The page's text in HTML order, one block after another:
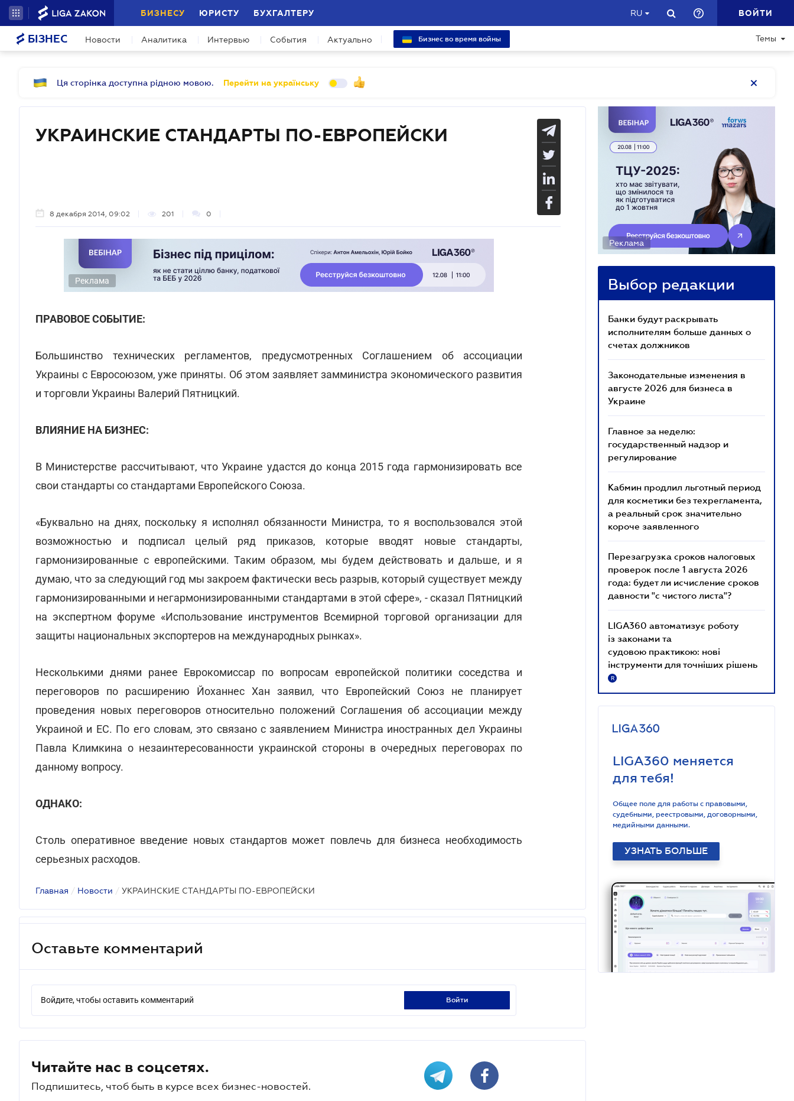
БИЗНЕСУ ЮРИСТУ БУХГАЛТЕРУ RU ВОЙТИ
БІЗНЕС Новости Аналитика Интервью События Актуально Бизнес во время войны Темы
Ця сторінка доступна рідною мовою. Перейти на українську
УКРАИНСКИЕ СТАНДАРТЫ ПО-ЕВРОПЕЙСКИ
8 декабря 2014, 09:02 201 0
Реклама
ПРАВОВОЕ СОБЫТИЕ:
Большинство технических регламентов, предусмотренных Соглашением об ассоциации
Украины с Евросоюзом, уже приняты. Об этом заявляет замминистра экономического развития
и торговли Украины Валерий Пятницкий.
ВЛИЯНИЕ НА БИЗНЕС:
В Министерстве рассчитывают, что Украине удастся до конца 2015 года гармонизировать все
свои стандарты со стандартами Европейского Союза.
«Буквально на днях, поскольку я исполнял обязанности Министра, то я воспользовался этой
возможностью и подписал целый ряд приказов, которые вводят новые стандарты,
гармонизированные с европейскими. Таким образом, мы будем действовать и дальше, и я
думаю, что за следующий год мы закроем фактически весь разрыв, который существует между
гармонизированными и негармонизированными стандартами в этой сфере», - сказал Пятницкий
на экспертном форуме «Использование инструментов Всемирной торговой организации для
защиты национальных экспортеров на международных рынках».
Несколькими днями ранее Еврокомиссар по вопросам европейской политики соседства и
переговоров по расширению Йоханнес Хан заявил, что Европейский Союз не планирует
проведения новых переговоров относительно положений Соглашения об ассоциации между
Украиной и ЕС. По его словам, это связано с заявлением Министра иностранных дел Украины
Павла Климкина о незаинтересованности украинской стороны в очередных переговорах по
данному вопросу.
ОДНАКО:
Столь оперативное введение новых стандартов может повлечь для бизнеса необходимость
серьезных расходов.
Главная / Новости / УКРАИНСКИЕ СТАНДАРТЫ ПО-ЕВРОПЕЙСКИ
Оставьте комментарий
Войдите, чтобы оставить комментарий войти
Читайте нас в соцсетях.
Подпишитесь, чтоб быть в курсе всех бизнес-новостей.
Реклама
Выбор редакции
Банки будут раскрывать
исполнителям больше данных о
счетах должников
Законодательные изменения в
августе 2026 для бизнеса в
Украине
Главное за неделю:
государственный надзор и
регулирование
Кабмин продлил льготный период
для косметики без техрегламента,
а реальный срок значительно
короче заявленного
Перезагрузка сроков налоговых
проверок после 1 августа 2026
года: будет ли исчисление сроков
давности "с чистого листа"?
LIGA360 автоматизує роботу
із законами та
судовою практикою: нові
інструменти для точніших рішень
R
LIGA360 меняется
для тебя!
Общее поле для работы с правовыми,
судебными, реестровыми, договорными,
медийными данными.
УЗНАТЬ БОЛЬШЕ